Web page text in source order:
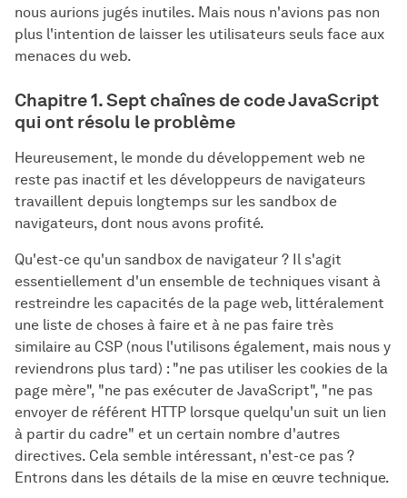
nous aurions jugés inutiles. Mais nous n'avions pas non
plus l'intention de laisser les utilisateurs seuls face aux
menaces du web.
Chapitre 1. Sept chaînes de code JavaScript
qui ont résolu le problème
Heureusement, le monde du développement web ne
reste pas inactif et les développeurs de navigateurs
travaillent depuis longtemps sur les sandbox de
navigateurs, dont nous avons profité.
Qu'est-ce qu'un sandbox de navigateur ? Il s'agit
essentiellement d'un ensemble de techniques visant à
restreindre les capacités de la page web, littéralement
une liste de choses à faire et à ne pas faire très
similaire au CSP (nous l'utilisons également, mais nous y
reviendrons plus tard) : "ne pas utiliser les cookies de la
page mère", "ne pas exécuter de JavaScript", "ne pas
envoyer de référent HTTP lorsque quelqu'un suit un lien
à partir du cadre" et un certain nombre d'autres
directives. Cela semble intéressant, n'est-ce pas ?
Entrons dans les détails de la mise en œuvre technique.